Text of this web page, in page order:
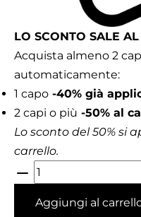
LO SCONTO SALE
Acquista almeno 2
automaticamente:
1 capo -40% già
2 capi o più -50% al
Lo sconto del 50% si
carrello.
Aggiungi al